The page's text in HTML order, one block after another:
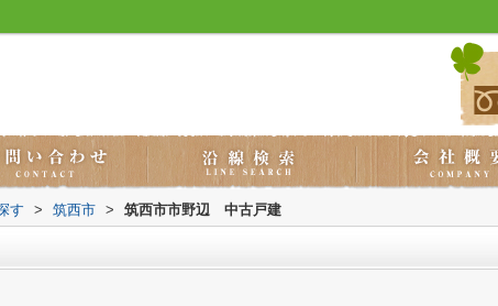
す > 筑西市 > 筑西市市野辺 中古戸建